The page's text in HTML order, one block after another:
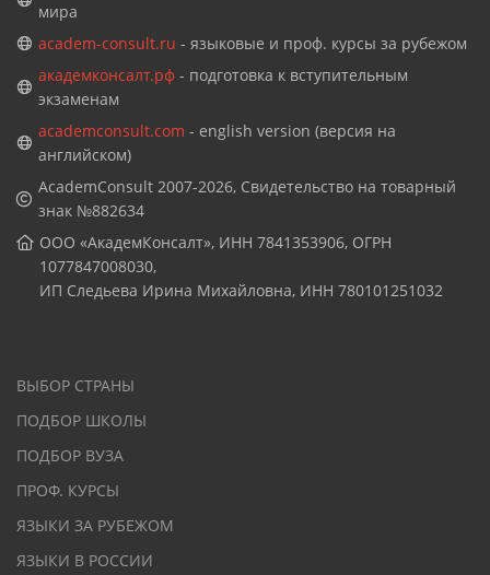
мира
academ-consult.ru - языковые и проф. курсы за рубежом
академконсалт.рф- подготовка к вступительным
экзаменам
academconsult.com - english version (версия на
английском)
AcademConsult 2007-2026, Свидетельство на товарный
знак №882634
ООО «АкадемКонсалт», ИНН 7841353906, ОГРН
1077847008030,
ИП Следьева Ирина Михайловна, ИНН 780101251032
ВЫБОР СТРАНЫ
ПОДБОР ШКОЛЫ
ПОДБОР ВУЗА
ПРОФ. КУРСЫ
ЯЗЫКИ ЗА РУБЕЖОМ
ЯЗЫКИ В РОССИИ